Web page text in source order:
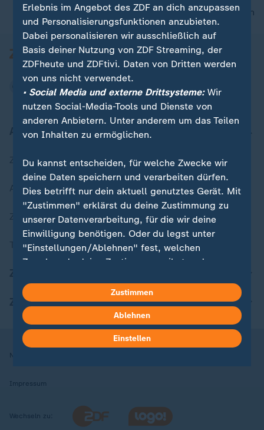
nach oben
Aktuell bei ZDFheute
Zuletzt veröffentlicht
Aktuelle Sendungs-Videos
ZDFheute Stories
Themen im Überblick
ZDFheute Apps
Nutzungsbedingungen
Impressum
Wechseln zu:
Erlebnis im Angebot des ZDF an dich anzupassen
und Personalisierungsfunktionen anzubieten.
Dabei personalisieren wir ausschließlich auf
Basis deiner Nutzung von ZDF Streaming, der
ZDFheute und ZDFtivi. Daten von Dritten werden
von uns nicht verwendet.
• Social Media und externe Drittsysteme:Wir
nutzen Social-Media-Tools und Dienste von
anderen Anbietern. Unter anderem um das Teilen
von Inhalten zu ermöglichen.
Du kannst entscheiden, für welche Zwecke wir
deine Daten speichern und verarbeiten dürfen.
Dies betrifft nur dein aktuell genutztes Gerät. Mit
"Zustimmen" erklärst du deine Zustimmung zu
unserer Datenverarbeitung, für die wir deine
Einwilligung benötigen. Oder du legst unter
"Einstellungen/Ablehnen" fest, welchen
Zwecken du deine Zustimmung gibst und
kannst du jederzeit mit Wirkung für die Zukunft
in deinen Einstellungen widerrufen oder ändern.
Hier findest du das Impressum.
Weitere Informationen findest du in unserer
Zustimmen
Ablehnen
Einstellen